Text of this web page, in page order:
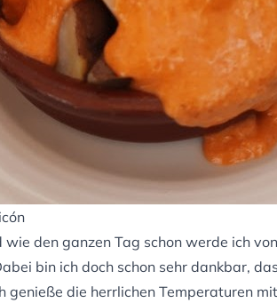
wie den ganzen Tag schon werde ich
bin ich doch schon sehr dankbar,
genieße die herrlichen Temperaturen